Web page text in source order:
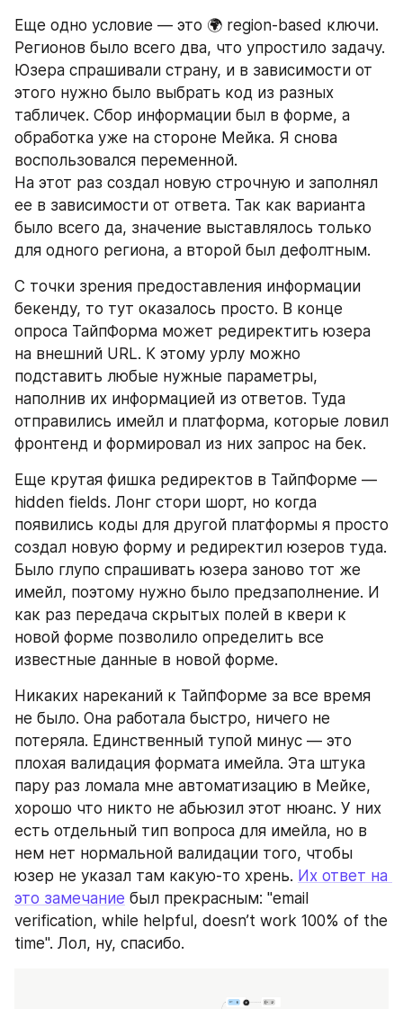
Еще одно условие — это 🌍 region-based ключи.
Регионов было всего два, что упростило задачу.
Юзера спрашивали страну, и в зависимости от
этого нужно было выбрать код из разных
табличек. Сбор информации был в форме, а
обработка уже на стороне Мейка. Я снова
воспользовался переменной.
На этот раз создал новую строчную и заполнял
ее в зависимости от ответа. Так как варианта
было всего да, значение выставлялось только
для одного региона, а второй был дефолтным.
С точки зрения предоставления информации
бекенду, то тут оказалось просто. В конце
опроса ТайпФорма может редиректить юзера
на внешний URL. К этому урлу можно
подставить любые нужные параметры,
наполнив их информацией из ответов. Туда
отправились имейл и платформа, которые ловил
фронтенд и формировал из них запрос на бек.
Еще крутая фишка редиректов в ТайпФорме —
hidden fields. Лонг стори шорт, но когда
появились коды для другой платформы я просто
создал новую форму и редиректил юзеров туда.
Было глупо спрашивать юзера заново тот же
имейл, поэтому нужно было предзаполнение. И
как раз передача скрытых полей в квери к
новой форме позволило определить все
известные данные в новой форме.
Никаких нареканий к ТайпФорме за все время
не было. Она работала быстро, ничего не
потеряла. Единственный тупой минус — это
плохая валидация формата имейла. Эта штука
пару раз ломала мне автоматизацию в Мейке,
хорошо что никто не абьюзил этот нюанс. У них
есть отдельный тип вопроса для имейла, но в
нем нет нормальной валидации того, чтобы
юзер не указал там какую-то хрень. Их ответ на
это замечание был прекрасным: "email
verification, while helpful, doesn’t work 100% of the
time". Лол, ну, спасибо.